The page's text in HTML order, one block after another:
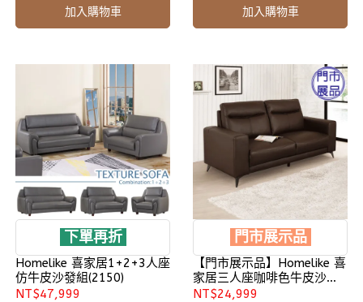
加入購物車 加入購物車
下單再折
Homelike 喜家居1+2+3人座
仿牛皮沙發組(2150)
NT$47,999
門市展示品
【門市展示品】Homelike 喜
家居三人座咖啡色牛皮沙發
(2524)
NT$24,999